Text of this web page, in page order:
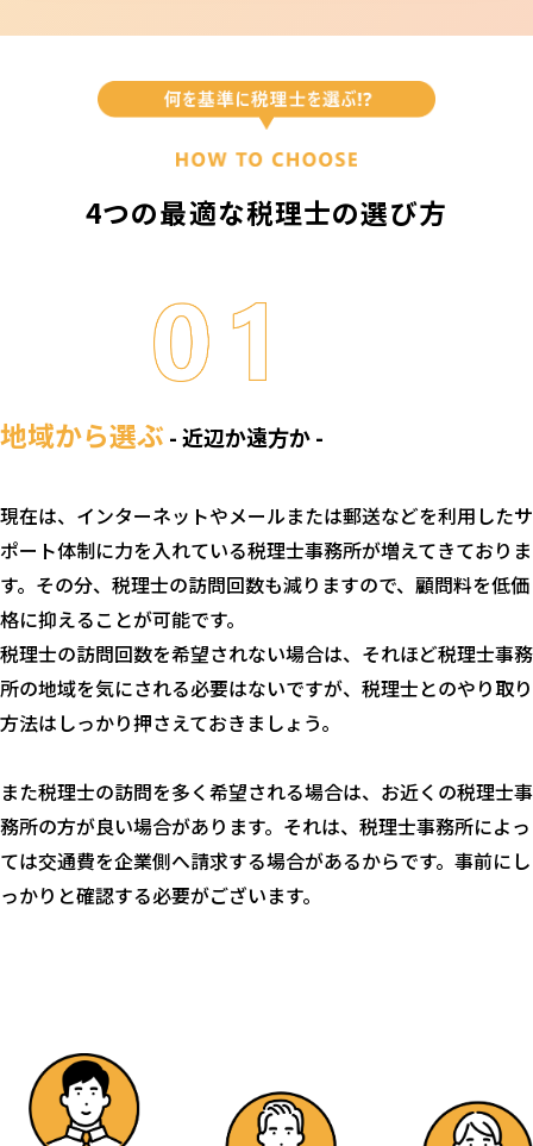
4つの最適な税理士の選び方
地域から選ぶ - 近辺か遠方か -
現在は、インターネットやメールまたは郵送などを利用したサ
ポート体制に力を入れている税理士事務所が増えてきておりま
す。その分、税理士の訪問回数も減りますので、顧問料を低価
格に抑えることが可能です。
税理士の訪問回数を希望されない場合は、それほど税理士事務
所の地域を気にされる必要はないですが、税理士とのやり取り
方法はしっかり押さえておきましょう。
また税理士の訪問を多く希望される場合は、お近くの税理士事
務所の方が良い場合があります。それは、税理士事務所によっ
ては交通費を企業側へ請求する場合があるからです。事前にし
っかりと確認する必要がございます。